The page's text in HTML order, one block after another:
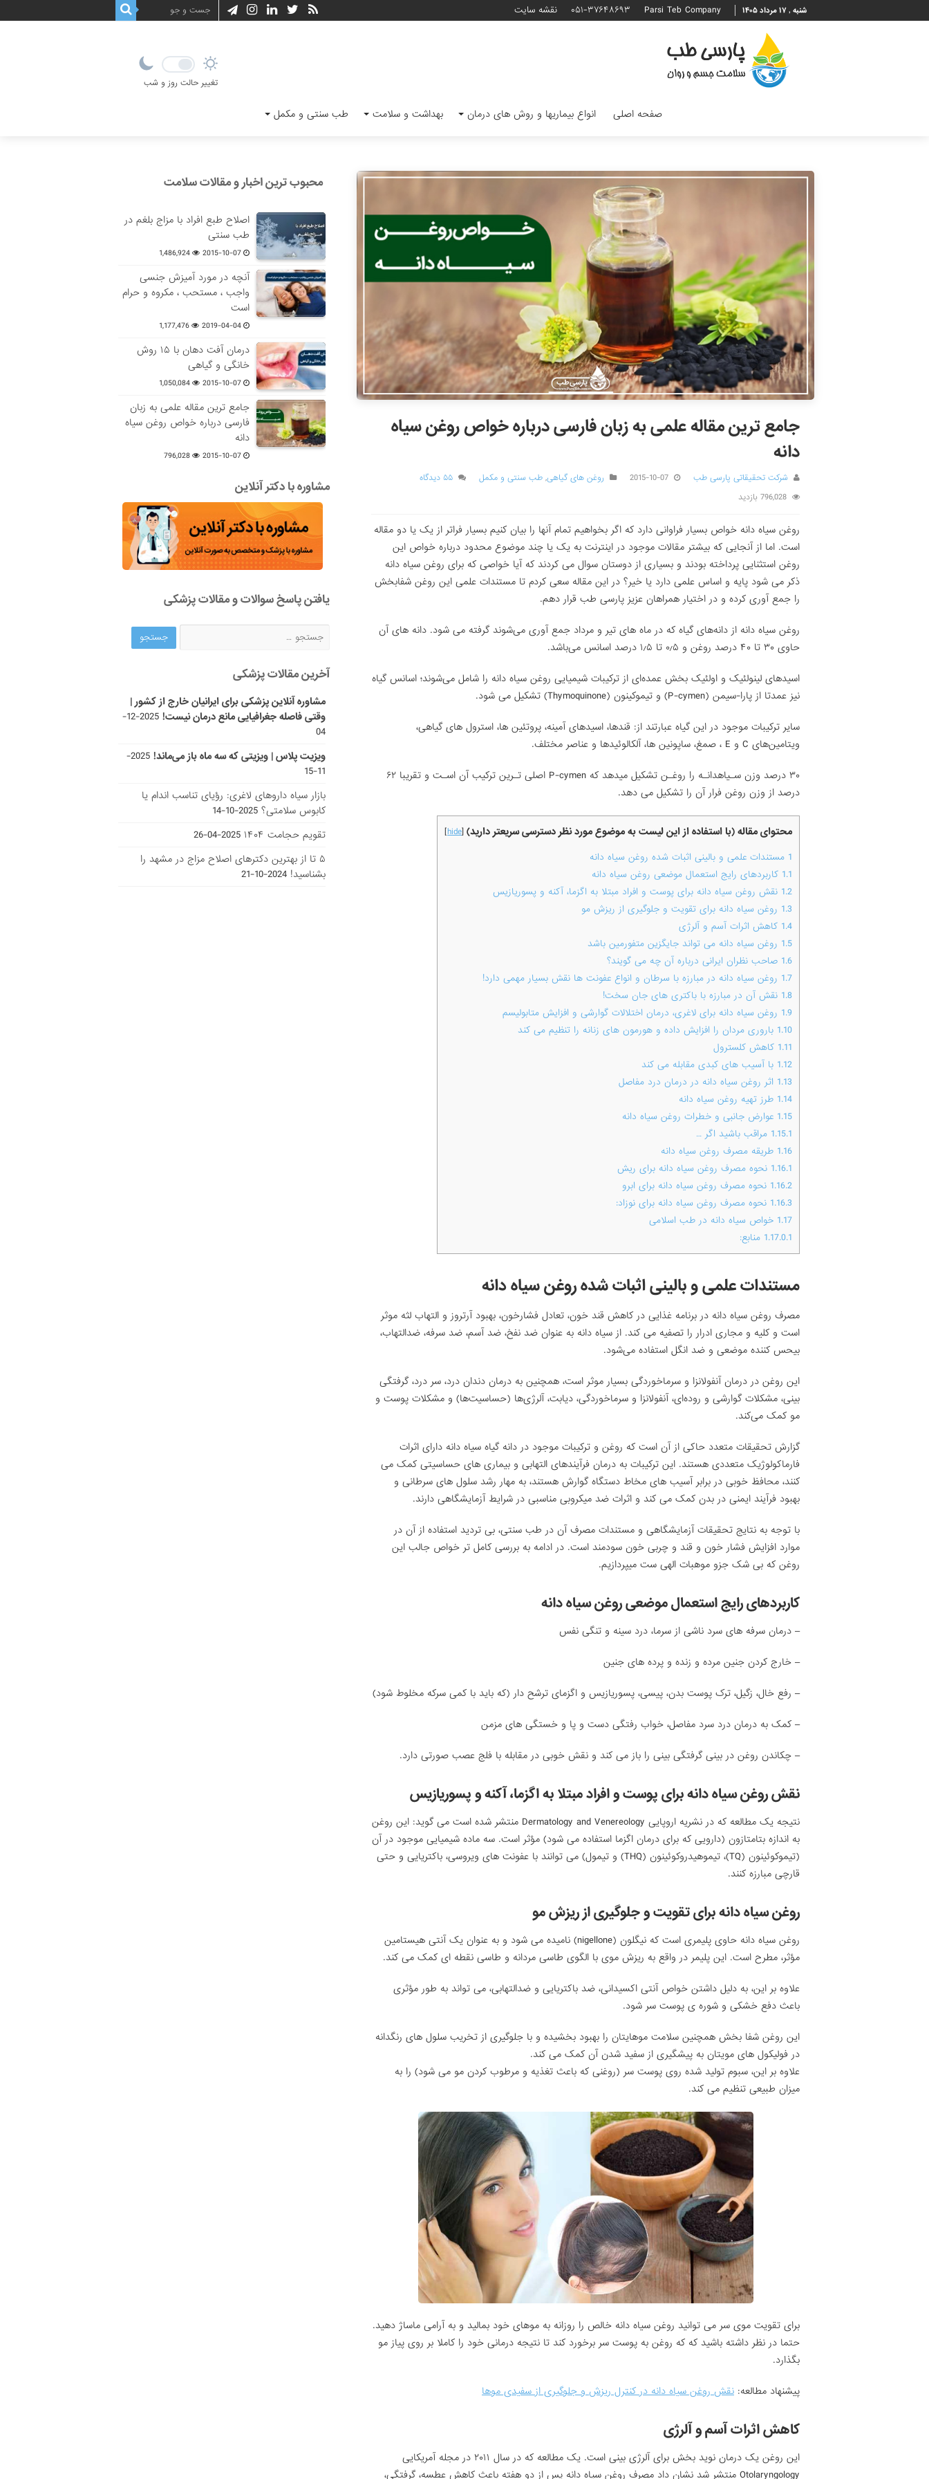
شنبه , ۱۷ مرداد ۱۴۰۵ Parsi Teb Company ۰۵۱-۳۷۶۴۸۶۹۳ نقشه سایت
تغییر حالت روز و شب
صفحه اصلی انواع بیماریها و روش های درمان بهداشت و سلامت طب سنتی و مکمل
جامع ترین مقاله علمی به زبان فارسی درباره خواص روغن سیاه
دانه
شرکت تحقیقاتی پارسی طب 2015-10-07 روغن های گیاهی, طب سنتی و مکمل
۵۵ دیدگاه
796,028 بازدید
روغن سیاه دانه خواص بسیار فراوانی دارد که اگر بخواهیم تمام آنها را بیان کنیم بسیار فراتر از یک یا دو مقاله
است. اما از آنجایی که بیشتر مقالات موجود در اینترنت به یک یا چند موضوع محدود درباره خواص این
روغن استثنایی پرداخته بودند و بسیاری از دوستان سوال می کردند که آیا خواصی که برای روغن سیاه دانه
ذکر می شود پایه و اساس علمی دارد یا خیر؟ در این مقاله سعی کردم تا مستندات علمی این روغن شفابخش
را جمع آوری کرده و در اختیار همراهان عزیز پارسی طب قرار دهم.
روغن سیاه دانه از دانه‌های گیاه که در ماه ‌های تیر و مرداد جمع ‌آوری می‌شوند گرفته می شود. دانه‌‎ های آن
حاوی ۳۰ تا ۴۰ درصد روغن و ۰٫۵ تا ۱٫۵ درصد اسانس می‌باشد.
اسیدهای لینولئیک و اولئیک بخش عمده‌ای از ترکیبات شیمیایی روغن سیاه دانه را شامل می‌شوند؛ اسانس گیاه
نیز عمدتا از پارا-سیمن (P-cymen) و تیموکینون (Thymoquinone) تشکیل می شود.
سایر ترکیبات موجود در این گیاه عبارتند از: قندها، اسیدهای آمینه، پروتئین ها، استرول های گیاهی،
ویتامین‌های C و E ، صمغ، ساپونین ها، آلکالوئیدها و عناصر مختلف.
۳۰ درصد وزن سـیاهدانـه را روغـن تشکیل میدهد که P-cymen اصلی تـرین ترکیب آن اسـت و تقریبا ۶۲
درصد از وزن روغن فرار آن را تشکیل می دهد.
محتوای مقاله (با استفاده از این لیست به موضوع مورد نظر دسترسی سریعتر دارید) [
hide
]
1 مستندات علمی و بالینی اثبات شده روغن سیاه دانه
1.1 کاربردهای رایج استعمال موضعی روغن سیاه دانه
1.2 نقش روغن سیاه دانه برای پوست و افراد مبتلا به اگزما، آکنه و پسوریازیس
1.3 روغن سیاه دانه برای تقویت و جلوگیری از ریزش مو
1.4 کاهش اثرات آسم و آلرژی
1.5 روغن سیاه دانه می تواند جایگزین متفورمین باشد
1.6 صاحب نظران ایرانی درباره آن چه می گویند؟
1.7 روغن سیاه دانه در مبارزه با سرطان و انواع عفونت ها نقش بسیار مهمی دارد!
1.8 نقش آن در مبارزه با باکتری های جان سخت!
1.9 روغن سیاه دانه برای لاغری، درمان اختلالات گوارشی و افزایش متابولیسم
1.10 باروری مردان را افزایش داده و هورمون های زنانه را تنظیم می کند
1.11 کاهش کلسترول
1.12 با آسیب های کبدی مقابله می کند
1.13 اثر روغن سیاه دانه در درمان درد مفاصل
1.14 طرز تهیه روغن سیاه دانه
1.15 عوارض جانبی و خطرات روغن سیاه دانه
1.15.1 مراقب باشید اگر …
1.16 طریقه مصرف روغن سیاه دانه
1.16.1 نحوه مصرف روغن سیاه دانه برای ریش
1.16.2 نحوه مصرف روغن سیاه دانه برای ابرو
1.16.3 نحوه مصرف روغن سیاه دانه برای نوزاد:
1.17 خواص سیاه دانه در طب اسلامی
1.17.0.1 منابع:
مستندات علمی و بالینی اثبات شده روغن سیاه دانه
مصرف روغن سیاه دانه در برنامه غذایی در کاهش قند خون، تعادل فشارخون، بهبود آرتروز و التهاب لثه موثر
است و کلیه و مجاری ادرار را تصفیه می کند. از سیاه دانه به عنوان ضد نفخ، ضد آسم، ضد سرفه، ضدالتهاب،
بیحس کننده موضعی و ضد انگل استفاده می‌شود.
این روغن در درمان آنفولانزا و سرماخوردگی بسیار موثر است، همچنین به درمان دندان درد، سر درد، گرفتگی
بینی، مشکلات گوارشی و روده‌ای، آنفولانزا و سرماخوردگی، دیابت، آلرژی‌ها (حساسیت‌ها) و مشکلات پوست و
مو کمک می‌کند.
گزارش تحقیقات متعدد حاکی از آن است که روغن و ترکیبات موجود در دانه گیاه سیاه دانه دارای اثرات
فارماکولوژیک متعددی هستند. این ترکیبات به درمان فرآیندهای التهابی و بیماری های حساسیتی کمک می
کنند، محافظ خوبی در برابر آسیب های مخاط دستگاه گوارش هستند، به مهار رشد سلول های سرطانی و
بهبود فرآیند ایمنی در بدن کمک می کند و اثرات ضد میکروبی مناسبی در شرایط آزمایشگاهی دارند.
با توجه به نتایج تحقیقات آزمایشگاهی و مستندات مصرف آن در طب سنتی، بی تردید استفاده از آن در
موارد افزایش فشار خون و قند و چربی خون سودمند است. در ادامه به بررسی کامل تر خواص جالب این
روغن که بی شک جزو موهبات الهی ست میپردازیم.
کاربردهای رایج استعمال موضعی روغن سیاه دانه
– درمان سرفه های سرد ناشی از سرما، درد سینه و تنگی نفس
– خارج کردن جنین مرده و زنده و پرده های جنین
– رفع خال، زگیل، ترک پوست بدن، پیسی، پسوریازیس و اگزمای ترشح دار (که باید با کمی سرکه مخلوط شود)
– کمک به درمان درد سرد مفاصل، خواب رفتگی دست و پا و خستگی های مزمن
– چکاندن روغن در بینی گرفتگی بینی را باز می کند و نقش خوبی در مقابله با فلج عصب صورتی دارد.
نقش روغن سیاه دانه برای پوست و افراد مبتلا به اگزما، آکنه و پسوریازیس
نتیجه یک مطالعه که در نشریه اروپایی Dermatology and Venereology منتشر شده است می گوید: این روغن
به اندازه بتامتازون (دارویی که برای درمان اگزما استفاده می شود) مؤثر است. سه ماده شیمیایی موجود در آن
(تیموکوئینون (TQ)، تیموهیدروکوئینون (THQ) و تیمول) می توانند با عفونت های ویروسی، باکتریایی و حتی
قارچی مبارزه کنند.
روغن سیاه دانه برای تقویت و جلوگیری از ریزش مو
روغن سیاه دانه حاوی پلیمری است که نیگلون (nigellone) نامیده می شود و به عنوان یک آنتی هیستامین
مؤثر، مطرح است. این پلیمر در واقع به ریزش موی با الگوی طاسی مردانه و طاسی نقطه ای کمک می کند.
علاوه بر این، به دلیل داشتن خواص آنتی اکسیدانی، ضد باکتریایی و ضدالتهابی، می تواند به طور مؤثری
باعث دفع خشکی و شوره ی پوست سر شود.
این روغن شفا بخش همچنین سلامت موهایتان را بهبود بخشیده و با جلوگیری از تخریب سلول های رنگدانه
در فولیکول های مویتان به پیشگیری از سفید شدن آن کمک می کند.
علاوه بر این، سبوم تولید شده روی پوست سر (روغنی که باعث تغذیه و مرطوب کردن مو می شود) را به
میزان طبیعی تنظیم می کند.
برای تقویت موی سر می توانید روغن سیاه دانه خالص را روزانه به موهای خود بمالید و به آرامی ماساژ دهید.
حتما در نظر داشته باشید که که روغن به پوست سر برخورد کند تا نتیجه درمانی خود را کاملا بر روی پیاز مو
بگذارد.
پیشنهاد مطالعه: نقش روغن سیاه دانه در کنترل ریزش و جلوگیری از سفیدی موها
کاهش اثرات آسم و آلرژی
این روغن یک درمان نوید بخش برای آلرژی بینی است. یک مطالعه که در سال ۲۰۱۱ در مجله آمریکایی
Otolaryngology منتشر شد نشان داد مصرف روغن سیاه دانه پس از دو هفته باعث کاهش عطسه، گرفتگی،
محبوب ترین اخبار و مقالات سلامت
اصلاح طبع افراد با مزاج بلغم در
طب سنتی
2015-10-07
1,486,924
آنچه در مورد آمیزش جنسی
واجب ، مستحب ، مکروه و حرام
است
2019-04-04
1,177,476
درمان آفت دهان با ۱۵ روش
خانگی و گیاهی
2015-10-07
1,050,084
جامع ترین مقاله علمی به زبان
فارسی درباره خواص روغن سیاه
دانه
2015-10-07
796,028
مشاوره با دکتر آنلاین
یافتن پاسخ سوالات و مقالات پزشکی
آخرین مقالات پزشکی
مشاوره آنلاین پزشکی برای ایرانیان خارج از کشور |
وقتی فاصله جغرافیایی مانع درمان نیست!
2025-12-
04
ویزیت پلاس | ویزیتی که سه ماه باز می‌ماند!
2025-
11-15
بازار سیاه داروهای لاغری: رؤیای تناسب اندام یا
کابوس سلامتی؟ 2025-10-14
تقویم حجامت ۱۴۰۴
2025-04-26
۵ تا از بهترین دکتر‌های اصلاح مزاج در مشهد را
بشناسید! 2024-10-21